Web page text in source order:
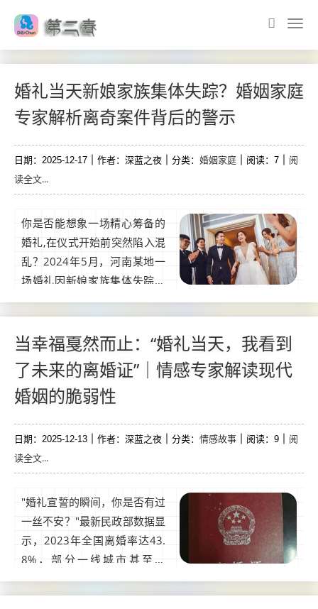
婚礼当天新娘家族集体失踪？婚姻家庭
专家解析离奇案件背后的警示
日期：2025-12-17 作者：深蓝之夜 分类： 婚姻家庭 阅读：7
阅
读全文...
你是否能想象一场精心筹备的
婚礼,在仪式开始前突然陷入混
乱？2024年5月，河南某地一
场婚礼因新娘家族集体失踪登
上热搜，警方介入后发现，这
竟是因彩礼纠纷引发的蓄意逃
避事件，据《中国婚姻家庭报
礼、婚前协议等问题导致的婚
约纠纷案年增17%，其中11%
系中的隐患，为何总在关...
当幸福戛然而止：“婚礼当天，我看到
了未来的离婚证”｜情感专家解读现代
婚姻的脆弱性
日期：2025-12-13 作者：深蓝之夜 分类： 情感故事 阅读：9
阅
读全文...
"婚礼宣誓的瞬间，你是否有过
一丝不安？"最新民政部数据显
示，2023年全国离婚率达43.
8%，部分一线城市甚至出
现"结婚离婚倒挂"现象，这篇
情感故事聚焦一位新娘在婚礼